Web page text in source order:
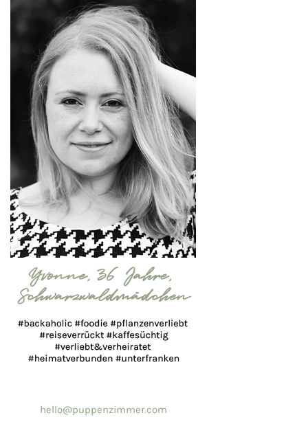
hello@puppenzimmer.com